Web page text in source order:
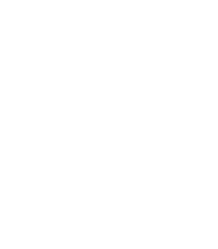
navíc
Reyneke & Boe...
a COS100
Legras